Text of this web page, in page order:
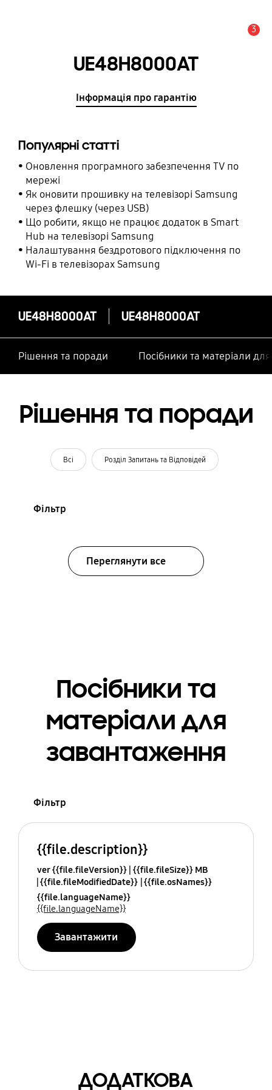
3
UE48H8000AT
Інформація про гарантію
Популярні статті
Оновлення програмного забезпечення TV по
мережі
Як оновити прошивку на телевізорі Samsung
через флешку (через USB)
Що робити, якщо не працює додаток в Smart
Hub на телевізорі Samsung
Налаштування бездротового підключення по
Wi-Fi в телевізорах Samsung
UE48H8000AT UE48H8000AT
Рішення та поради Посібники та матеріали
Рішення та поради
Всі Розділ Запитань та Відповідей
Фільтр
Переглянути все
Посібники та
матеріали для
завантаження
Фільтр
{{file.description}}
ver {{file.fileVersion}} {{file.fileSize}} MB
{{file.fileModifiedDate}} {{file.osNames}}
{{file.languageName}}
{{file.languageName}}
Завантажити
ДОДАТКОВА